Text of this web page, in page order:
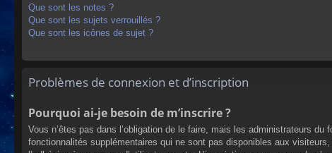
Que sont les notes ?
Que sont les sujets verrouillés ?
Que sont les icônes de sujet ?
Problèmes de connexion et d’inscription
Pourquoi ai-je besoin de m’inscrire ?
Vous n’êtes pas dans l’obligation de le faire, mais les administrateurs
fonctionnalités supplémentaires qui ne sont pas disponibles aux